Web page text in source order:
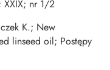
XXIX; nr 1/2
K.; New
linseed oil; Postępy